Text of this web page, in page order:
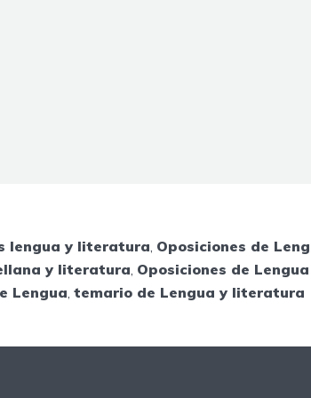
lengua y literatura, Oposiciones de
y literatura, Oposiciones de
Lengua, temario de Lengua y literatura